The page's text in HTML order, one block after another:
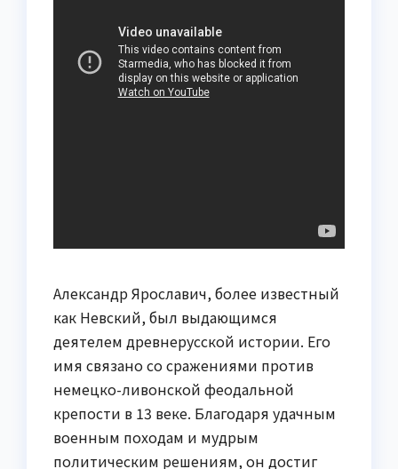
Александр Ярославич, более известный
как Невский, был выдающимся
деятелем древнерусской истории. Его
имя связано со сражениями против
немецко-ливонской феодальной
крепости в 13 веке. Благодаря удачным
военным походам и мудрым
политическим решениям, он достиг